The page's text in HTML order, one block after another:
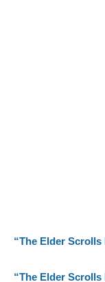
“The Elder
“The Elder